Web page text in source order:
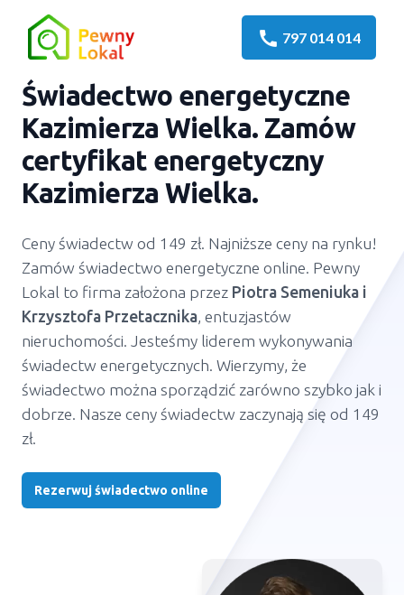
call 797 014 014
Świadectwo energetyczne
Kazimierza Wielka. Zamów
certyfikat energetyczny
Kazimierza Wielka.
Ceny świadectw od 149 zł. Najniższe ceny na rynku!
Zamów świadectwo energetyczne online. Pewny
Lokal to firma założona przez Piotra Semeniuka i
Krzysztofa Przetacznika, entuzjastów
nieruchomości. Jesteśmy liderem wykonywania
świadectw energetycznych. Wierzymy, że
świadectwo można sporządzić zarówno szybko jak i
dobrze. Nasze ceny świadectw zaczynają się od 149
zł.
Rezerwuj świadectwo online